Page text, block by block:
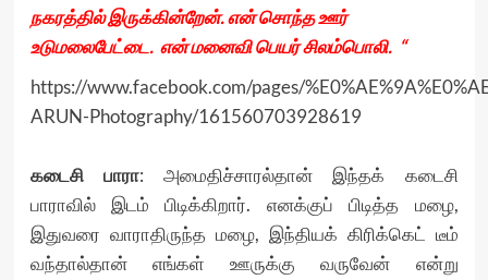
நகரத்தில் இருக்கின்றேன். என் சொந்த ஊர்
உடுமலைபேட்டை. என் மனைவி பெயர் சிலம்பொலி. “
https://www.facebook.com/pages/
ARUN-Photography/161560703928619
கடைசி பாரா: அமைதிச்சாரல்தான் இந்தக் கடைசி
பாராவில் இடம் பிடிக்கிறார். எனக்குப் பிடித்த மழை,
இதுவரை வாராதிருந்த மழை, இந்தியக் கிரிக்கெட் டீம்
வந்தால்தான் எங்கள் ஊருக்கு வருவேன் என்று